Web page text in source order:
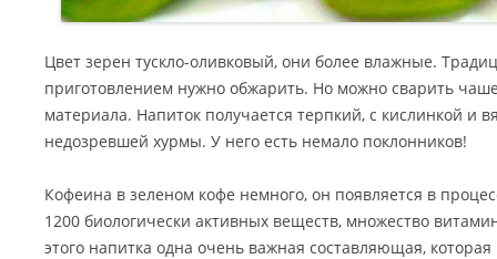
Цвет зерен тускло-оливковый, они более влажные.
приготовлением нужно обжарить. Но можно сварить
материала. Напиток получается терпкий, с кислинкой и
недозревшей хурмы. У него есть немало поклонников!
Кофеина в зеленом кофе немного, он появляется в
1200 биологически активных веществ, множество
этого напитка одна очень важная составляющая, которая